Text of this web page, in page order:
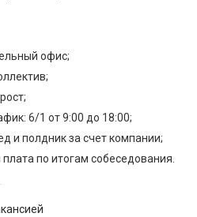
офис;
6/1 от 9:00 до 18:00;
и полдник за счет компании;
по итогам собеседования.